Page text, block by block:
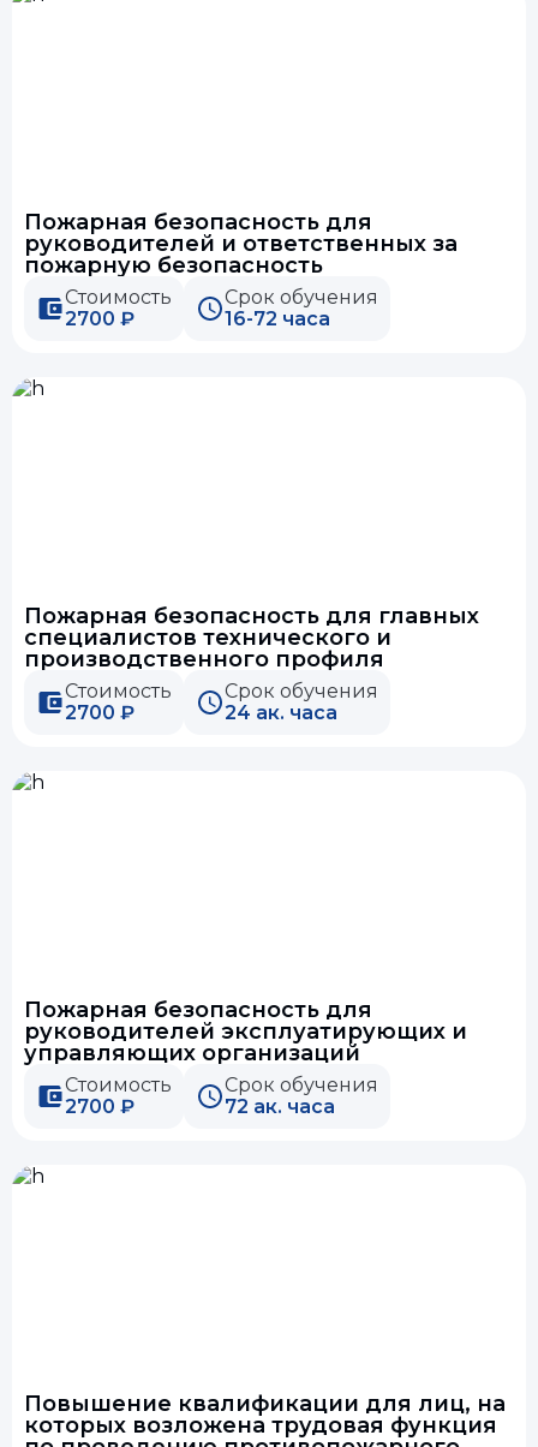
Пожарная безопасность для
руководителей и ответственных за
пожарную безопасность
Стоимость
2700 ₽
Срок обучения
16-72 часа
Пожарная безопасность для главных
специалистов технического и
производственного профиля
Стоимость
2700 ₽
Срок обучения
24 ак. часа
Пожарная безопасность для
руководителей эксплуатирующих и
управляющих организаций
Стоимость
2700 ₽
Срок обучения
72 ак. часа
Повышение квалификации для лиц, на
которых возложена трудовая функция